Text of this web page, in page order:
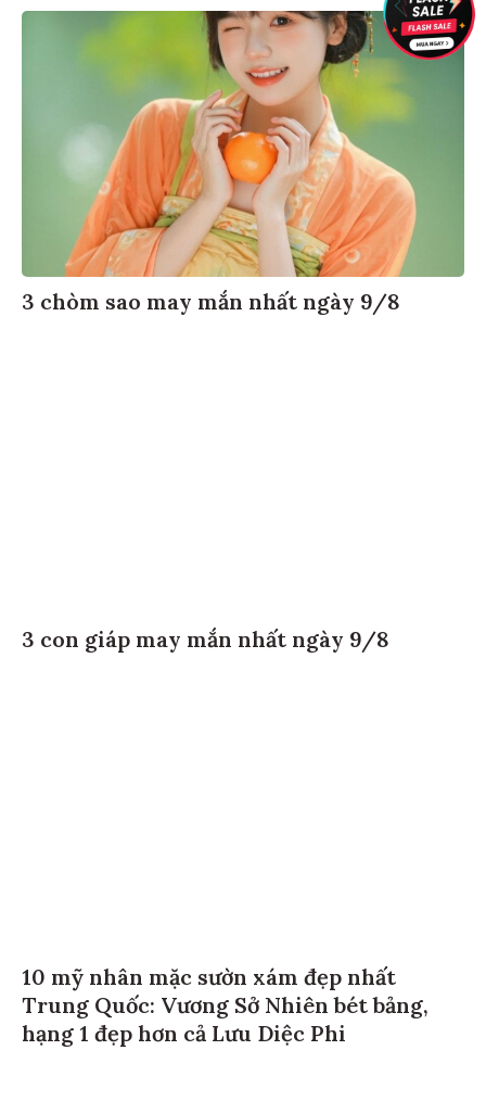
3 chòm sao may mắn nhất ngày 9/8
3 con giáp may mắn nhất ngày 9/8
10 mỹ nhân mặc sườn xám đẹp nhất
Trung Quốc: Vương Sở Nhiên bét bảng,
hạng 1 đẹp hơn cả Lưu Diệc Phi